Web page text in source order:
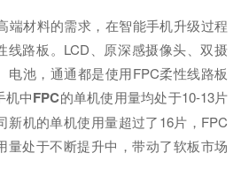
材料的需求，在智能手机升级过程
线路板。LCD、原深感摄像头、双摄
电池，通通都是使用FPC柔性线路板
机中FPC的单机使用量均处于10-13片
新机的单机使用量超过了16片，FPC
量处于不断提升中，带动了软板市场